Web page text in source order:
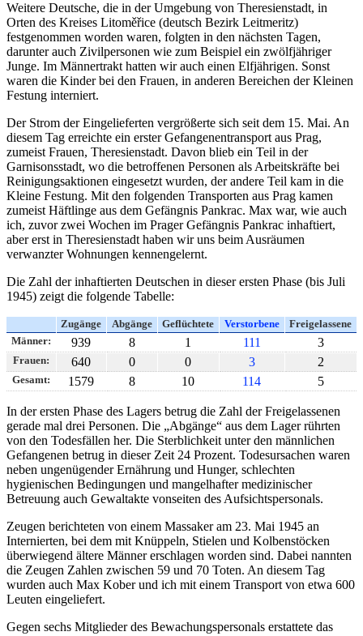
Weitere Deutsche, die in der Umgebung von Theresienstadt, in
Orten des Kreises Litoměřice (deutsch Bezirk Leitmeritz)
festgenommen worden waren, folgten in den nächsten Tagen,
darunter auch Zivilpersonen wie zum Beispiel ein zwölfjähriger
Junge. Im Männertrakt hatten wir auch einen Elfjährigen. Sonst
waren die Kinder bei den Frauen, in anderen Bereichen der Kleinen
Festung interniert.
Der Strom der Eingelieferten vergrößerte sich seit dem 15. Mai. An
diesem Tag erreichte ein erster Gefangenentransport aus Prag,
zumeist Frauen, Theresienstadt. Davon blieb ein Teil in der
Garnisonsstadt, wo die betroffenen Personen als Arbeitskräfte bei
Reinigungsaktionen eingesetzt wurden, der andere Teil kam in die
Kleine Festung. Mit den folgenden Transporten aus Prag kamen
zumeist Häftlinge aus dem Gefängnis Pankrac. Max war, wie auch
ich, zuvor zwei Wochen im Prager Gefängnis Pankrac inhaftiert,
aber erst in Theresienstadt haben wir uns beim Ausräumen
verwanzter Wohnungen kennengelernt.
Die Zahl der inhaftierten Deutschen in dieser ersten Phase (bis Juli
1945) zeigt die folgende Tabelle:
Zugänge Abgänge Geflüchtete Verstorbene
Freigelassene
Männer:
939 8 1 111 3
Frauen: 640 0 0 3 2
Gesamt: 1579 8 10 114 5
In der ersten Phase des Lagers betrug die Zahl der Freigelassenen
gerade mal drei Personen. Die
Abgänge
aus dem Lager rührten
von den Todesfällen her. Die Sterblichkeit unter den männlichen
Gefangenen betrug in dieser Zeit 24 Prozent. Todesursachen waren
neben ungenügender Ernährung und Hunger, schlechten
hygienischen Bedingungen und mangelhafter medizinischer
Betreuung auch Gewaltakte vonseiten des Aufsichtspersonals.
Zeugen berichteten von einem Massaker am 23. Mai 1945 an
Internierten, bei dem mit Knüppeln, Stielen und Kolbenstöcken
überwiegend ältere Männer erschlagen worden sind. Dabei nannten
die Zeugen Zahlen zwischen 59 und 70 Toten. An diesem Tag
wurden auch Max Kober und ich mit einem Transport von etwa 600
Leuten eingeliefert.
Gegen sechs Mitglieder des Bewachungspersonals erstattete das